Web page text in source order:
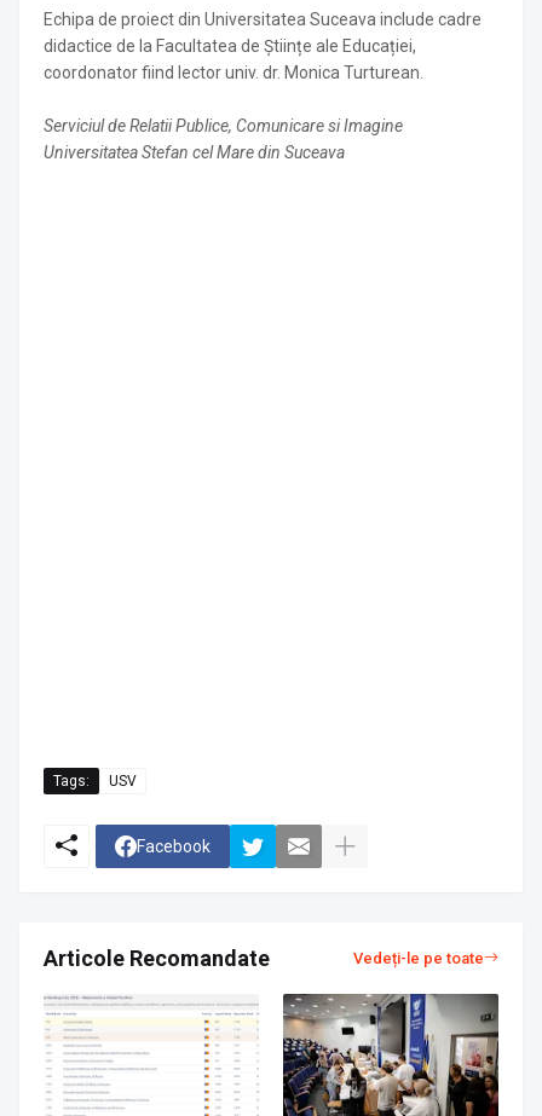
Echipa de proiect din Universitatea Suceava include cadre
didactice de la Facultatea de Științe ale Educației,
coordonator fiind lector univ. dr. Monica Turturean.
Serviciul de Relatii Publice, Comunicare si Imagine
Universitatea Stefan cel Mare din Suceava
Tags: USV
Facebook
Articole Recomandate Vedeți-le pe toate